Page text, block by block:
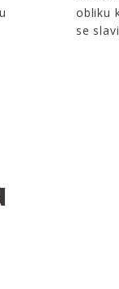
obliku
se